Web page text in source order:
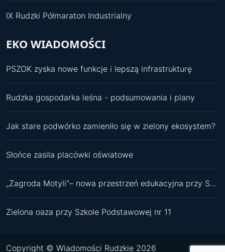
IX Rudzki Półmaraton Industrialny
EKO WIADOMOŚCI
PSZOK zyska nowe funkcje i lepszą infrastrukturę
Rudzka gospodarka leśna - podsumowania i plany
Jak stare podwórko zamieniło się w zielony ekosystem?
Słońce zasila placówki oświatowe
„Zagroda Motyli”– nowa przestrzeń edukacyjna przy SP 11
Zielona oaza przy Szkole Podstawowej nr 11
Copyright © Wiadomości Rudzkie 2026